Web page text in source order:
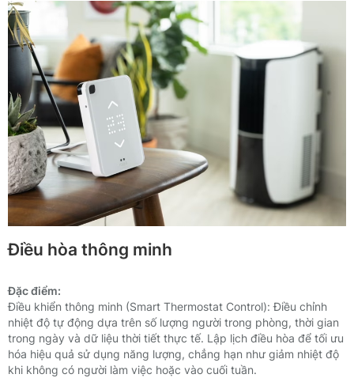
Điều hòa thông minh
Đặc điểm:
Điều khiển thông minh (Smart Thermostat Control): Điều chỉnh
nhiệt độ tự động dựa trên số lượng người trong phòng, thời gian
trong ngày và dữ liệu thời tiết thực tế. Lập lịch điều hòa để tối ưu
hóa hiệu quả sử dụng năng lượng, chẳng hạn như giảm nhiệt độ
khi không có người làm việc hoặc vào cuối tuần.